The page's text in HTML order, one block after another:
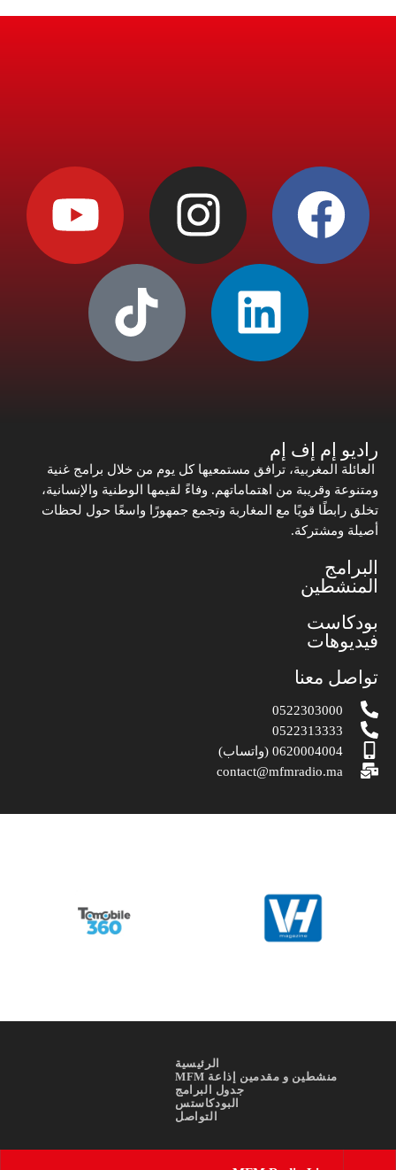
راديو إم إف إم
العائلة المغربية، ترافق مستمعيها كل يوم من خلال برامج غنية
ومتنوعة وقريبة من اهتماماتهم. وفاءً لقيمها الوطنية والإنسانية،
تخلق رابطًا قويًا مع المغاربة وتجمع جمهورًا واسعًا حول لحظات
أصيلة ومشتركة.
البرامج
المنشطين
بودكاست
فيديوهات
تواصل معنا
0522303000
0522313333
0620004004 (واتساب)
contact@mfmradio.ma
الرئيسية
منشطين و مقدمين إذاعة MFM
جدول البرامج
البودكاستس
التواصل